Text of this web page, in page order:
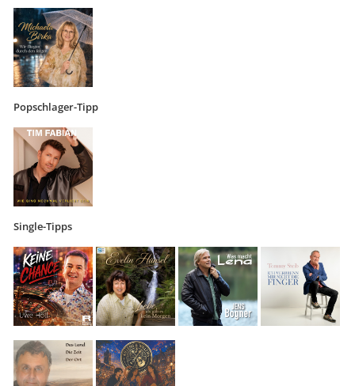
Popschlager-Tipp
Single-Tipps